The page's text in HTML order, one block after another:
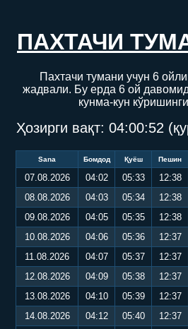
ПАХТАЧИ
Пахтачи тумани учун 6
жадвали. Бу ерда 6 ой
кунма-кун
Ҳозирги вақт: 04:00:53
Sana Бомдод Қуёш Пешин
07.08.2026 04:02 05:33 12:38
08.08.2026
04:03 05:34 12:38
09.08.2026
04:05 05:35 12:38
10.08.2026
04:06 05:36 12:37
11.08.2026
04:07 05:37 12:37
12.08.2026
04:09 05:38 12:37
13.08.2026
04:10 05:39 12:37
14.08.2026
04:12 05:40 12:37